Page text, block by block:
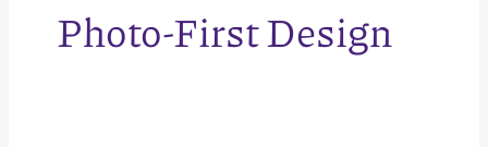
Photo-First Design